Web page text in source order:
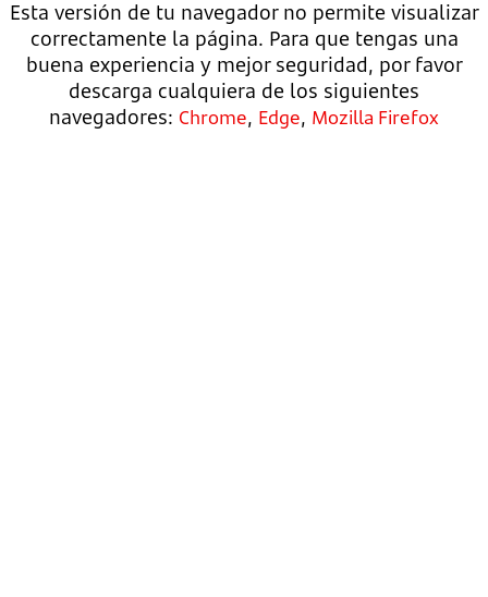
Esta versión de tu navegador no permite visualizar
correctamente la página. Para que tengas una
buena experiencia y mejor seguridad, por favor
descarga cualquiera de los siguientes
navegadores: Chrome, Edge, Mozilla Firefox